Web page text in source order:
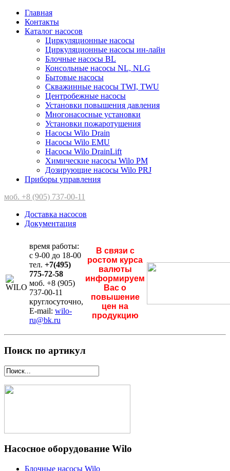
Главная
Контакты
Каталог насосов
Циркуляционные насосы
Циркуляционные насосы ин-лайн
Блочные насосы BL
Консольные насосы NL, NLG
Бытовые насосы
Скважинные насосы TWI, TWU
Центробежные насосы
Установки повышения давления
Многонасосные установки
Установки пожаротушения
Насосы Wilo Drain
Насосы Wilo EMU
Насосы Wilo DrainLift
Химические насосы Wilo PM
Дозирующие насосы Wilo PRJ
Приборы управления
моб. +8 (905) 737-00-11
Доставка насосов
Документация
время работы:
с 9-00 до 18-00
тел. +7(495)
775-72-58
моб. +8 (905)
737-00-11
круглосуточно,
E-mail: wilo-
ru@bk.ru
В связи с
ростом курса
валюты
информируем
Вас о
повышение
цен на
продукцию
Поиск по артикул
Насосное оборудование Wilo
Блочные насосы Wilo